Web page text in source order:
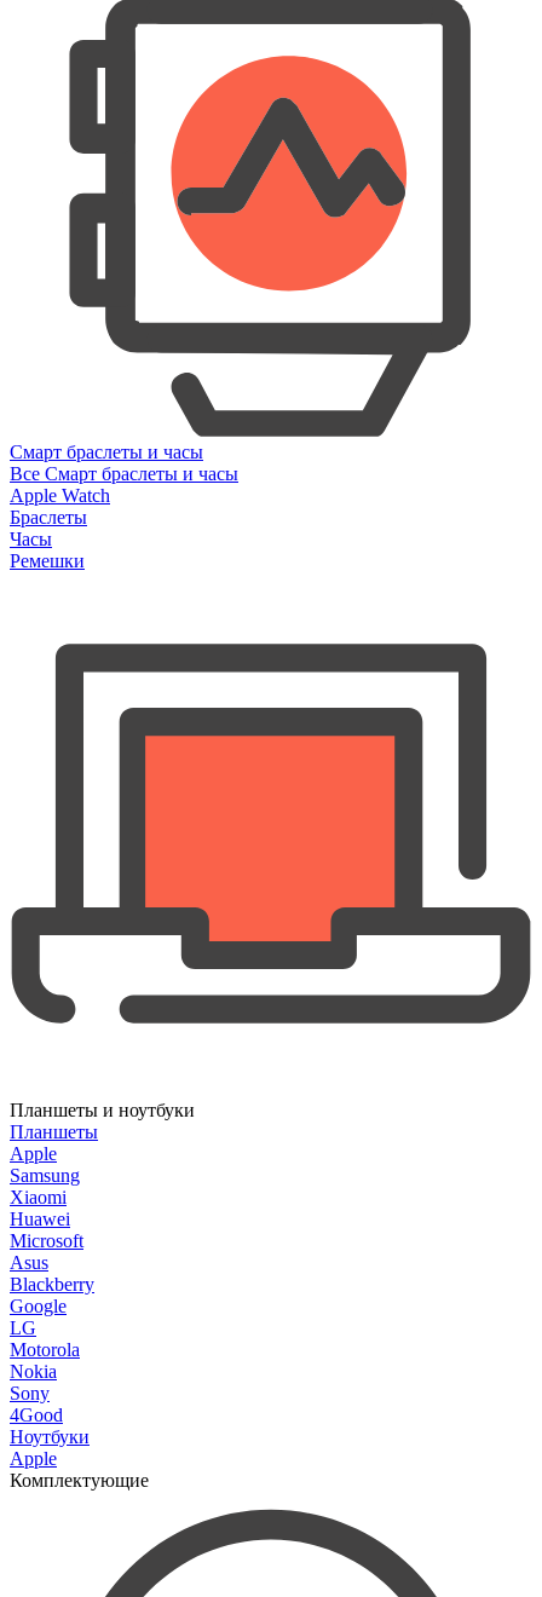
Смарт браслеты и часы
Все Смарт браслеты и часы
Apple Watch
Браслеты
Часы
Ремешки
Планшеты и ноутбуки
Планшеты
Apple
Samsung
Xiaomi
Huawei
Microsoft
Asus
Blackberry
Google
LG
Motorola
Nokia
Sony
4Good
Ноутбуки
Apple
Комплектующие